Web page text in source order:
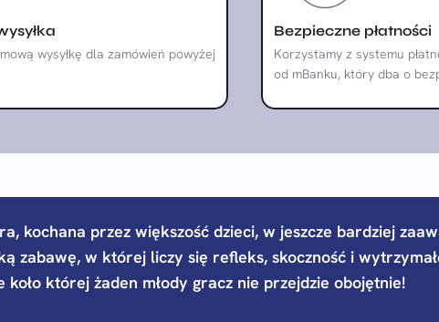
wysyłkę dla zamówień powyżej
Bezpieczne płatności
Korzystamy z systemu
od mBanku, który dba o
kochana przez większość dzieci, w jeszcze bardziej
zabawę, w której liczy się refleks, skoczność i
koło której żaden młody gracz nie przejdzie obojętnie!